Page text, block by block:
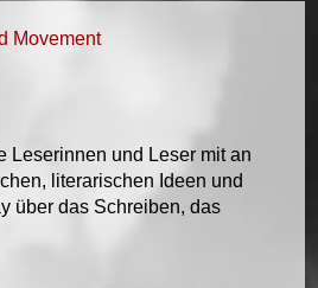
Leserinnen und Leser mit an
literarischen Ideen und
über das Schreiben, das